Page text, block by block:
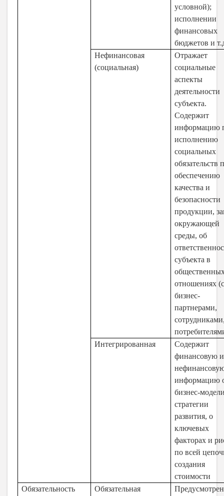
условной);
исполнении
финансовых
бюджетов и
Нефинансовая
(социальная)
Отражает
социальные
аспекты
деятельности
субъекта.
Содержит
информацию
исполнению
социальных
обязательств
обеспечению
качества и
безопасности
продукции,
окружающей
среды, об
субъекта в
отношениях
бизнес-
партнерами,
Интегрированная
Содержит
финансовую и
информацию
бизнес-
стратегии
развития, о
ключевых
факторах и
по всей
создания
стоимости
Обязательность
Обязательная